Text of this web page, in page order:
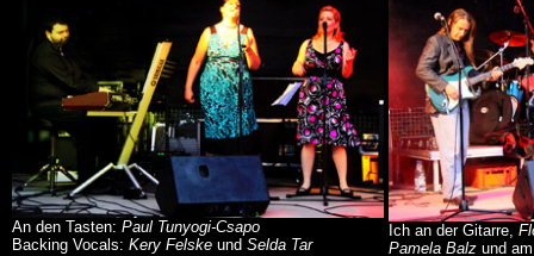
An den Tasten: Paul Tunyogi-Csapo
Backing Vocals: Kery Felske und Selda Tar
Ich an der Gitarre,
Pamela Balz und